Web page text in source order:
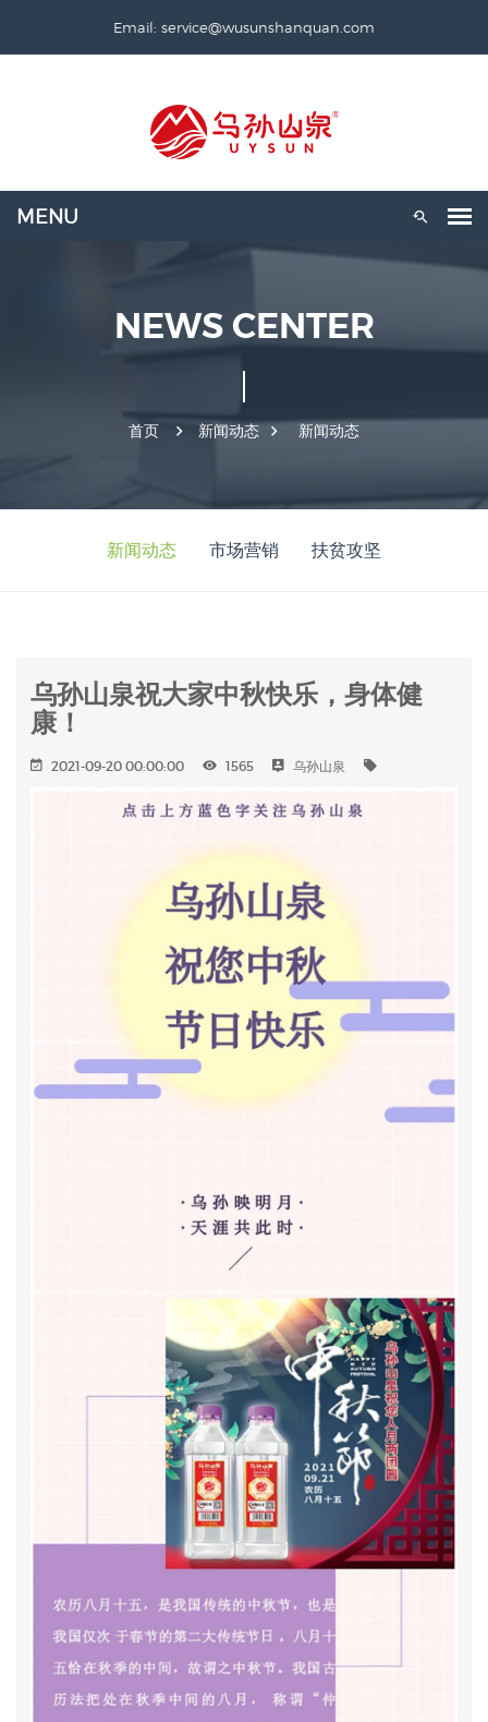
Email: service@wusunshanquan.com
NEWS CENTER
首页 新闻动态 新闻动态
新闻动态 市场营销 扶贫攻坚
乌孙山泉祝大家中秋快乐，身体健
康！
2021-09-20 00:00:00 1565 乌孙山泉